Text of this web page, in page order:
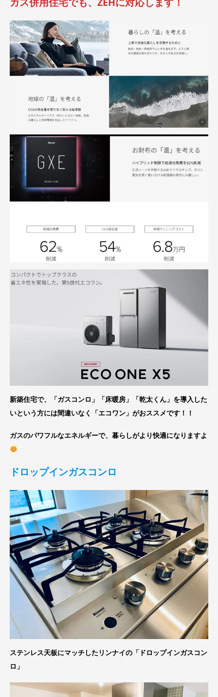
新築住宅で、「ガスコンロ」「床暖房」「乾太くん」を導入した
いという方には間違いなく「エコワン」がおススメです！！
ガスのパワフルなエネルギーで、暮らしがより快適になりますよ
ドロップインガスコンロ
ステンレス天板にマッチしたリンナイの「ドロップインガスコン
ロ」